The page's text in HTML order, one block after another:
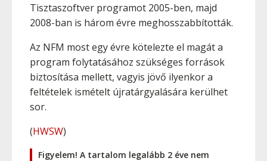
Tisztaszoftver programot 2005-ben, majd
2008-ban is három évre meghosszabbították.
Az NFM most egy évre kötelezte el magát a
program folytatásához szükséges források
biztosítása mellett, vagyis jövő ilyenkor a
feltételek ismételt újratárgyalására kerülhet
sor.
(HWSW)
Figyelem! A tartalom legalább 2 éve nem